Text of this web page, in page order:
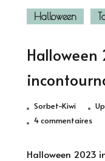
Halloween
Halloween
Sorbet-Kiwi
4 commentairessur
Halloween 2023